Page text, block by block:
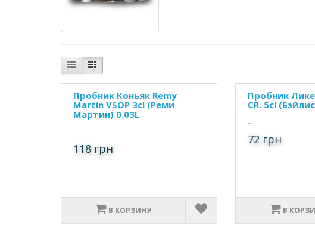
Пробник Коньяк Remy
Martin VSOP 3cl (Реми
Мартин) 0.03L
..
118 грн
В КОРЗИНУ
Пробник
CR. 5cl
..
72 грн
В